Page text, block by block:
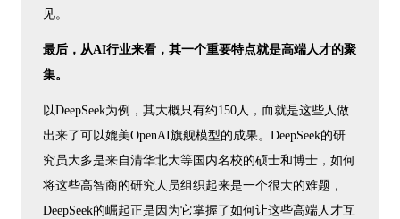
见。
最后，从AI行业来看，其一个重要特点就是高端人才的聚
集。
以DeepSeek为例，其大概只有约150人，而就是这些人做
出来了可以媲美OpenAI旗舰模型的成果。DeepSeek的研
究员大多是来自清华北大等国内名校的硕士和博士，如何
将这些高智商的研究人员组织起来是一个很大的难题，
DeepSeek的崛起正是因为它掌握了如何让这些高端人才互